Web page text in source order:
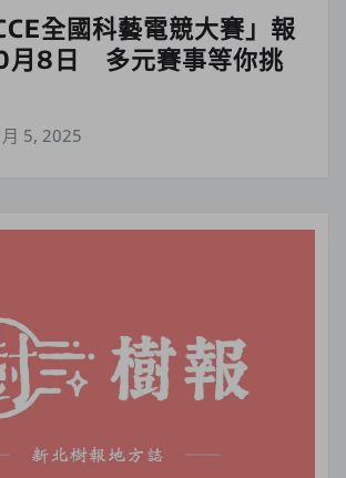
全國科藝電競大賽」報
月8日 多元賽事等你挑
5, 2025